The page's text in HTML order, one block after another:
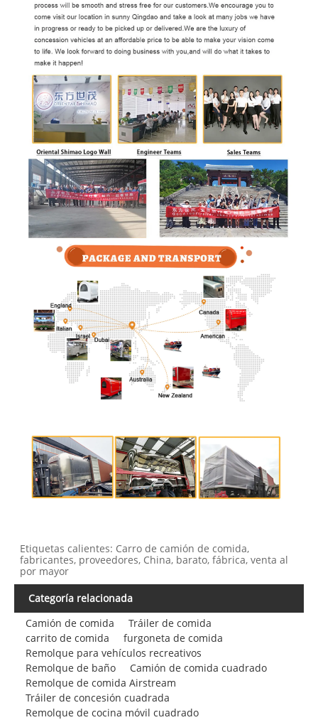
Etiquetas calientes: Carro de camión de comida,
fabricantes, proveedores, China, barato, fábrica, venta al
por mayor
Categoría relacionada
Camión de comida
Tráiler de comida
carrito de comida
furgoneta de comida
Remolque para vehículos recreativos
Remolque de baño
Camión de comida cuadrado
Remolque de comida Airstream
Tráiler de concesión cuadrada
Remolque de cocina móvil cuadrado